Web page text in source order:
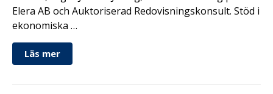
Elera AB och Auktoriserad Redovisningskonsult. Stöd i
ekonomiska …
Läs mer